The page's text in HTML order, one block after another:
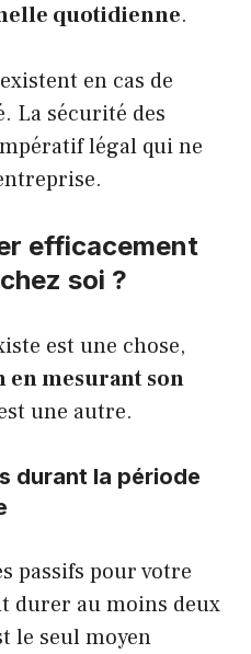
quotidienne.
en cas de
La sécurité des
légal qui ne
efficacement
soi ?
est une chose,
en mesurant son
une autre.
durant la période
passifs pour votre
durer au moins deux
le seul moyen